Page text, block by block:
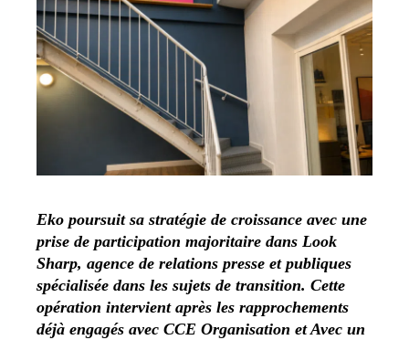
Eko poursuit sa stratégie de croissance avec une
prise de participation majoritaire dans Look
Sharp, agence de relations presse et publiques
spécialisée dans les sujets de transition. Cette
opération intervient après les rapprochements
déjà engagés avec CCE Organisation et Avec un